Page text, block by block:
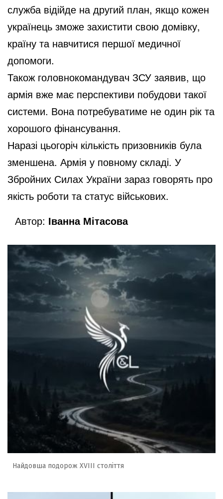
служба відійде на другий план, якщо кожен
українець зможе захистити свою домівку,
країну та навчитися першої медичної
допомоги.
Також головнокомандувач ЗСУ заявив, що
армія вже має перспективи побудови такої
системи. Вона потребуватиме не один рік та
хорошого фінансування.
Наразі цьогоріч кількість призовників була
зменшена. Армія у повному складі. У
Збройних Силах України зараз говорять про
якість роботи та статус військових.
Автор: Іванна Мітасова
Найдовша подорож XVIII століття